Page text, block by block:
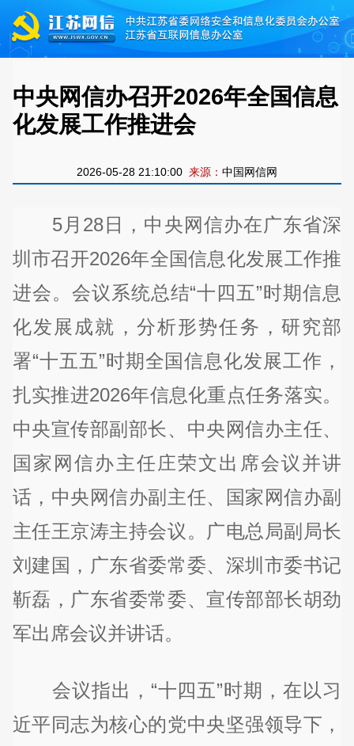
中央网信办召开2026年全国信息
化发展工作推进会
2026-05-28 21:10:00 来源： 中国网信网
5月28日，中央网信办在广东省深
圳市召开2026年全国信息化发展工作推
进会。会议系统总结“十四五”时期信息
化发展成就，分析形势任务，研究部
署“十五五”时期全国信息化发展工作，
扎实推进2026年信息化重点任务落实。
中央宣传部副部长、中央网信办主任、
国家网信办主任庄荣文出席会议并讲
话，中央网信办副主任、国家网信办副
主任王京涛主持会议。广电总局副局长
刘建国，广东省委常委、深圳市委书记
靳磊，广东省委常委、宣传部部长胡劲
军出席会议并讲话。
会议指出，“十四五”时期，在以习
近平同志为核心的党中央坚强领导下，